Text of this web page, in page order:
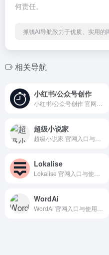
何责任。
抓钱AI导航致力于优质、实用的
相关导航
小红书/公众号创作
超级小说家
Lokalise
WordAi